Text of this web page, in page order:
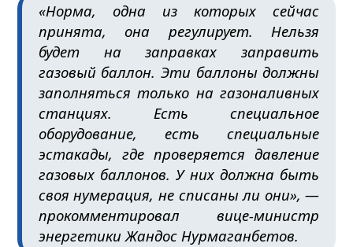
«Норма, одна из которых сейчас
принята, она регулирует. Нельзя
будет на заправках заправить
газовый баллон. Эти баллоны должны
заполняться только на газоналивных
станциях. Есть специальное
оборудование, есть специальные
эстакады, где проверяется давление
газовых баллонов. У них должна быть
своя нумерация, не списаны ли они», —
прокомментировал вице-министр
энергетики Жандос Нурмаганбетов.